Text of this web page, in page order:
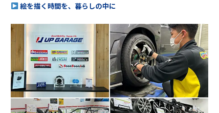
絵を描く時間を、暮らしの中に